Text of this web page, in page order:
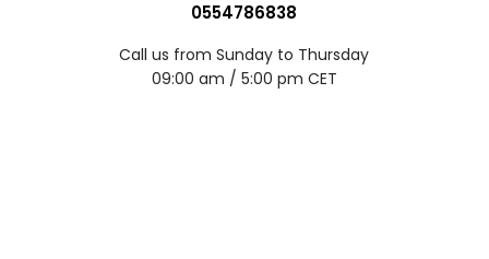
0554786838
Call us from Sunday to Thursday
09:00 am / 5:00 pm CET